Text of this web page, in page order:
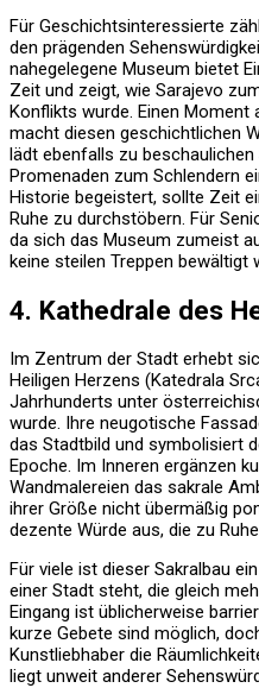
Für Geschichtsinteressierte
den prägenden
nahegelegene Museum bietet
Zeit und zeigt, wie Sarajevo
Konflikts wurde. Einen Moment
macht diesen geschichtlichen
lädt ebenfalls zu beschaulichen
Promenaden zum Schlendern
Historie begeistert, sollte Zeit
Ruhe zu durchstöbern. Für
da sich das Museum zumeist
keine steilen Treppen bewältigt
4. Kathedrale des
Im Zentrum der Stadt erhebt
Heiligen Herzens (Katedrala
Jahrhunderts unter
wurde. Ihre neugotische
das Stadtbild und symbolisiert
Epoche. Im Inneren ergänzen
Wandmalereien das sakrale
ihrer Größe nicht übermäßig
dezente Würde aus, die zu
Für viele ist dieser Sakralbau
einer Stadt steht, die gleich
Eingang ist üblicherweise
kurze Gebete sind möglich,
Kunstliebhaber die
liegt unweit anderer